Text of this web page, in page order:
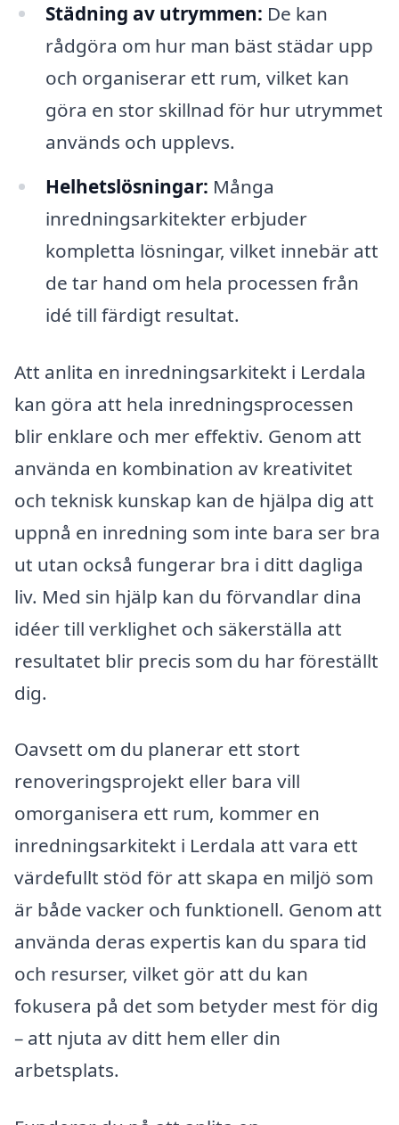
Städning av utrymmen: De kan
rådgöra om hur man bäst städar upp
och organiserar ett rum, vilket kan
göra en stor skillnad för hur utrymmet
används och upplevs.
Helhetslösningar: Många
inredningsarkitekter erbjuder
kompletta lösningar, vilket innebär att
de tar hand om hela processen från
idé till färdigt resultat.
Att anlita en inredningsarkitekt i Lerdala
kan göra att hela inredningsprocessen
blir enklare och mer effektiv. Genom att
använda en kombination av kreativitet
och teknisk kunskap kan de hjälpa dig att
uppnå en inredning som inte bara ser bra
ut utan också fungerar bra i ditt dagliga
liv. Med sin hjälp kan du förvandlar dina
idéer till verklighet och säkerställa att
resultatet blir precis som du har föreställt
dig.
Oavsett om du planerar ett stort
renoveringsprojekt eller bara vill
omorganisera ett rum, kommer en
inredningsarkitekt i Lerdala att vara ett
värdefullt stöd för att skapa en miljö som
är både vacker och funktionell. Genom att
använda deras expertis kan du spara tid
och resurser, vilket gör att du kan
fokusera på det som betyder mest för dig
– att njuta av ditt hem eller din
arbetsplats.